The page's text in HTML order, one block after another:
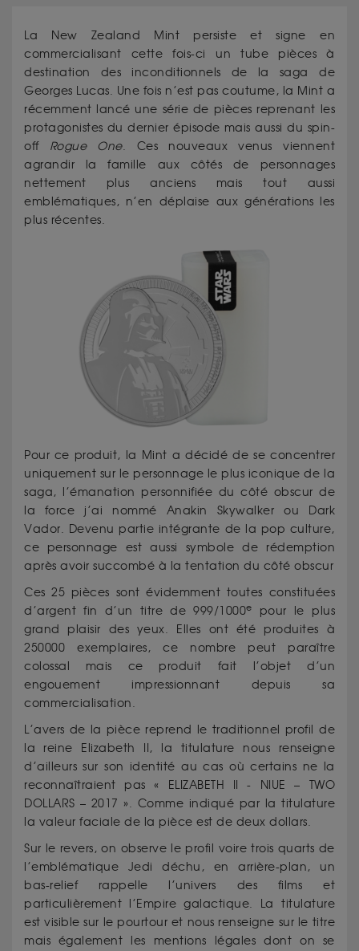
La New Zealand Mint persiste et signe en
commercialisant cette fois-ci un tube pièces à
destination des inconditionnels de la saga de
Georges Lucas. Une fois n’est pas coutume, la Mint a
récemment lancé une série de pièces reprenant les
protagonistes du dernier épisode mais aussi du spin-
off Rogue One. Ces nouveaux venus viennent
agrandir la famille aux côtés de personnages
nettement plus anciens mais tout aussi
emblématiques, n’en déplaise aux générations les
plus récentes.
Pour ce produit, la Mint a décidé de se concentrer
uniquement sur le personnage le plus iconique de la
saga, l’émanation personnifiée du côté obscur de
la force j’ai nommé Anakin Skywalker ou Dark
Vador. Devenu partie intégrante de la pop culture,
ce personnage est aussi symbole de rédemption
après avoir succombé à la tentation du côté obscur
Ces 25 pièces sont évidemment toutes constituées
d’argent fin d’un titre de 999/1000e
pour le plus
grand plaisir des yeux. Elles ont été produites à
250000 exemplaires, ce nombre peut paraître
colossal mais ce produit fait l’objet d’un
engouement impressionnant depuis sa
commercialisation.
L’avers de la pièce reprend le traditionnel profil de
la reine Elizabeth II, la titulature nous renseigne
d’ailleurs sur son identité au cas où certains ne la
reconnaîtraient pas « ELIZABETH II - NIUE – TWO
DOLLARS – 2017 ». Comme indiqué par la titulature
la valeur faciale de la pièce est de deux dollars.
Sur le revers, on observe le profil voire trois quarts de
l’emblématique Jedi déchu, en arrière-plan, un
bas-relief rappelle l’univers des films et
particulièrement l’Empire galactique. La titulature
est visible sur le pourtour et nous renseigne sur le titre
mais également les mentions légales dont on se